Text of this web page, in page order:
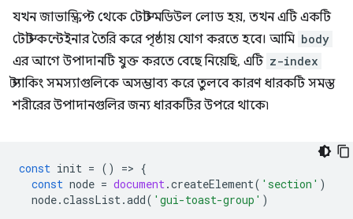
যখন জাভাস্ক্রিপ্ট থেকে টোস্ট মডিউল লোড হয়, তখন এটি একটি
টোস্ট কন্টেইনার তৈরি করে পৃষ্ঠায় যোগ করতে হবে। আমি body
এর আগে উপাদানটি যুক্ত করতে বেছে নিয়েছি, এটি z-index
স্ট্যাকিং সমস্যাগুলিকে অসম্ভাব্য করে তুলবে কারণ ধারকটি সমস্ত
শরীরের উপাদানগুলির জন্য ধারকটির উপরে থাকে৷
const init = () => {
const node = document.createElement( 'section' )
node.classList.add( 'gui-toast-group' )